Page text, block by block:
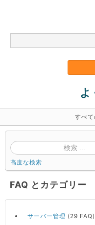
よ
すべ
高度な検索
FAQ とカテゴリー
サーバー管理 (29 FAQ)